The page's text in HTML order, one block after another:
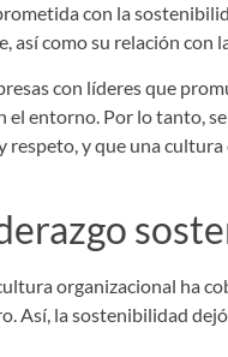
con la
así como su relación
con líderes que
el entorno. Por lo tanto,
respeto, y que una
organizacional ha
Así, la sostenibilidad